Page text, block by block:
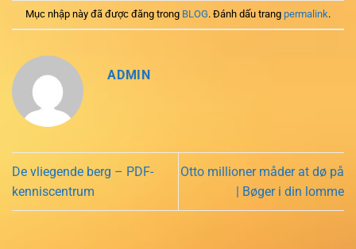
Mục nhập này đã được đăng trong BLOG. Đánh dấu trang permalink.
ADMIN
De vliegende berg – PDF-
kenniscentrum
Otto millioner måder at dø på
| Bøger i din lomme